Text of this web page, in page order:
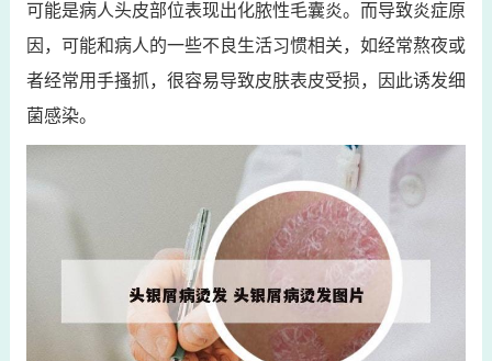
可能是病人头皮部位表现出化脓性毛囊炎。而导致炎症原
因，可能和病人的一些不良生活习惯相关，如经常熬夜或
者经常用手搔抓，很容易导致皮肤表皮受损，因此诱发细
菌感染。